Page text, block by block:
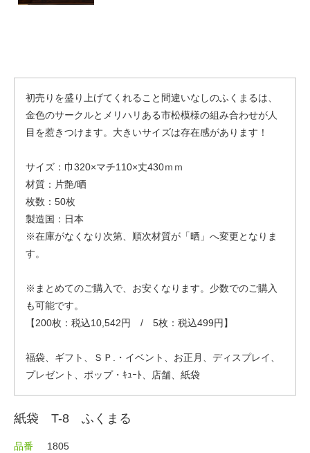
初売りを盛り上げてくれること間違いなしのふくまるは、
金色のサークルとメリハリある市松模様の組み合わせが人
目を惹きつけます。大きいサイズは存在感があります！
サイズ：巾320×マチ110×丈430ｍｍ
材質：片艶/晒
枚数：50枚
製造国：日本
※在庫がなくなり次第、順次材質が「晒」へ変更となりま
す。
※まとめてのご購入で、お安くなります。少数でのご購入
も可能です。
【200枚：税込10,542円 / 5枚：税込499円】
福袋、ギフト、ＳＰ.・イベント、お正月、ディスプレイ、
プレゼント、ポップ・ｷｭｰﾄ、店舗、紙袋
紙袋 T-8 ふくまる
品番 1805